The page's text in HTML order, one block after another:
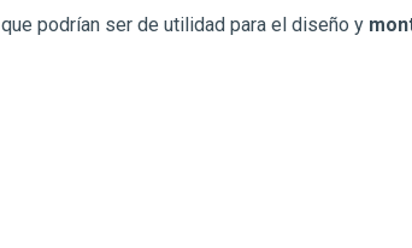
que podrían ser de utilidad para el diseño y